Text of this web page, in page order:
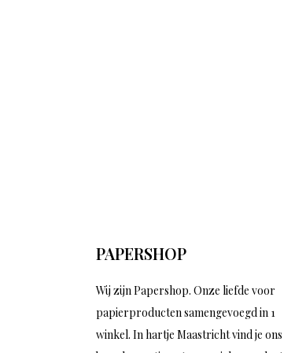
PAPERSHOP
Wij zijn Papershop. Onze liefde voor
papierproducten samengevoegd in 1
winkel. In hartje Maastricht vind je ons